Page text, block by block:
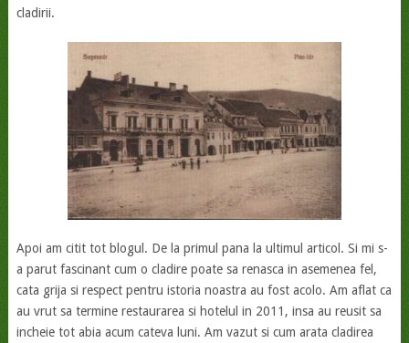
cladirii.
Apoi am citit tot blogul. De la primul pana la ultimul articol. Si mi s-
a parut fascinant cum o cladire poate sa renasca in asemenea fel,
cata grija si respect pentru istoria noastra au fost acolo. Am aflat ca
au vrut sa termine restaurarea si hotelul in 2011, insa au reusit sa
incheie tot abia acum cateva luni. Am vazut si cum arata cladirea